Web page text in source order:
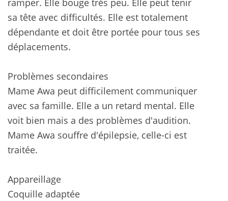
ramper. Elle bouge très peu. Elle peut tenir
sa tête avec difficultés. Elle est totalement
dépendante et doit être portée pour tous ses
déplacements.
Problèmes secondaires
Mame Awa peut difficilement communiquer
avec sa famille. Elle a un retard mental. Elle
voit bien mais a des problèmes d'audition.
Mame Awa souffre d'épilepsie, celle-ci est
traitée.
Appareillage
Coquille adaptée